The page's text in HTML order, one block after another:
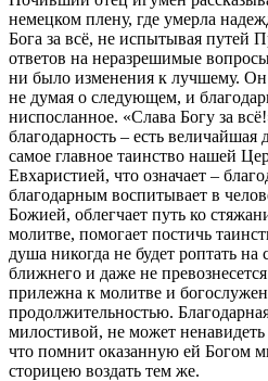
немецком плену, где умерла
Бога за всё, не испытывая путей
ответов на неразрешимые
ни было изменения к лучшему.
не думая о следующем, и
ниспосланное. «Слава Богу за
благодарность – есть величайшая
самое главное таинство нашей
Евхаристией, что означает –
благодарным воспитывает в
Божией, облегчает путь ко
молитве, помогает постичь
душа никогда не будет роптать на
ближнего и даже не
прилежна к молитве и
продолжительностью.
милостивой, не может
что помнит оказанную ей Богом
сторицею воздать тем же.